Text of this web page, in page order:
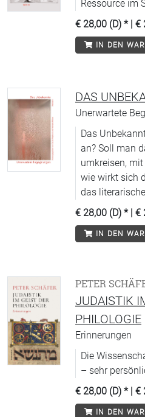
Ressource im
€ 28,00 (D) * | €
IN DEN
DAS
Unerwartete
Das
an? Soll man
umkreisen,
wie wirkt sich
das
€ 28,00 (D) * | €
IN DEN
PETER
JUDAISTIK
PHILOLOGIE
Erinnerungen
Die
– sehr
€ 28,00 (D) * | €
IN DEN